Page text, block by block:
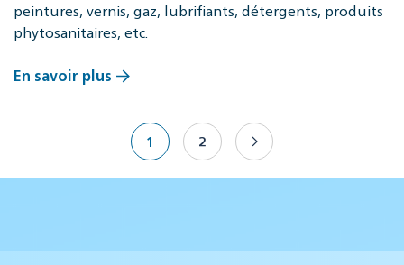
peintures, vernis, gaz, lubrifiants, détergents, produits
phytosanitaires, etc.
En savoir plus
1 2